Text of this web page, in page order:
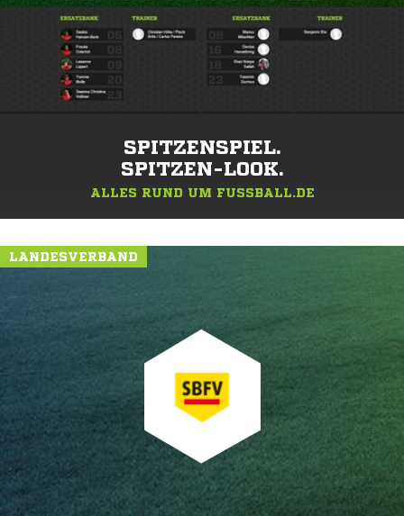
SPITZENSPIEL.
SPITZEN-LOOK.
ALLES RUND UM FUSSBALL.DE
LANDESVERBAND